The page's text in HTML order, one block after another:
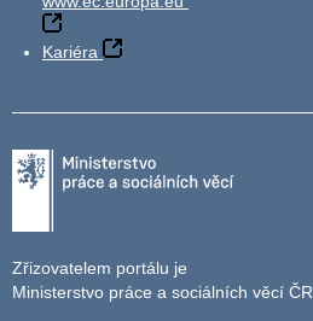
Kariéra
Zřizovatelem portálu je
Ministerstvo práce a sociálních věcí ČR